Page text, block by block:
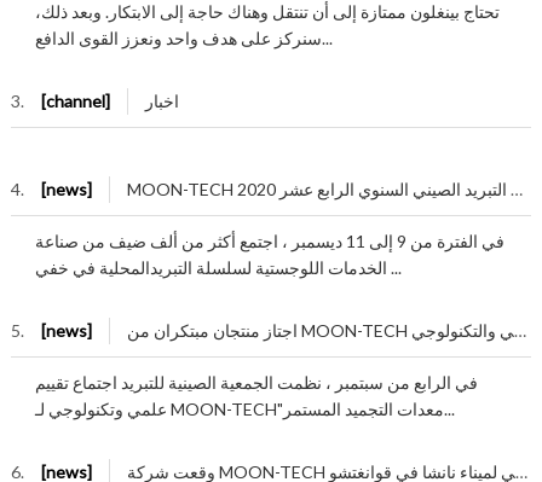
تحتاج بينغلون ممتازة إلى أن تنتقل وهناك حاجة إلى الابتكار. وبعد ذلك،
سنركز على هدف واحد ونعزز القوى الدافع...
3. [channel] اخبار
4. [news] MOON-TECH تشارك في مؤتمر صناعة سلسلة التبرید الصیني السنوي الرابع عشر 2020
في الفترة من 9 إلى 11 دیسمبر ، اجتمع أكثر من ألف ضیف من صناعة
الخدمات اللوجستیة لسلسلة التبریدالمحلیة في خفي ...
5. [news] اجتاز منتجان مبتكران من MOON-TECH التقییم العلمي والتكنولوجي
في الرابع من سبتمبر ، نظمت الجمعیة الصینیة للتبرید اجتماع تقییم
علمي وتكنولوجي لـ MOON-TECH"معدات التجمید المستمر...
6. [news] وقعت شركة MOON-TECH رسمًیا على مشروع مركز النقل والإمداد الدولي لمیناء نانشا في قوانغتشو